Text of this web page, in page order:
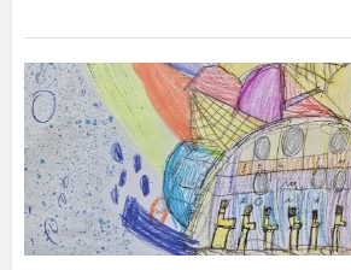
Piešinių
konkurso
laureatė